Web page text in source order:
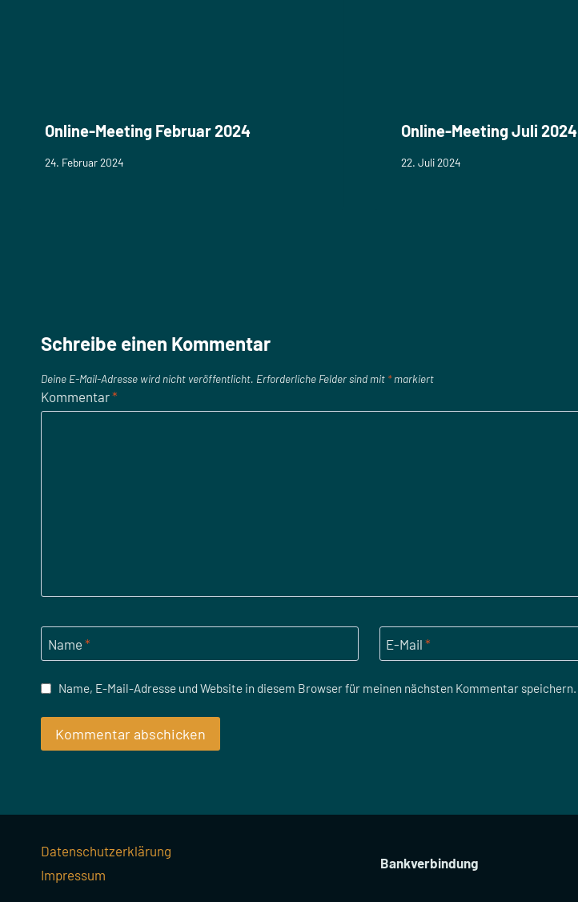
Online-Meeting Februar 2024
24. Februar 2024
Online-Meeting Juli 2024
22. Juli 2024
Schreibe einen Kommentar
Deine E-Mail-Adresse wird nicht veröffentlicht. Erforderliche Felder sind mit *markiert
Kommentar*
Name * E-Mail *
Name, E-Mail-Adresse und Website in diesem Browser für meinen nächsten Kommentar speichern.
Datenschutzerklärung
Impressum
Bankverbindung